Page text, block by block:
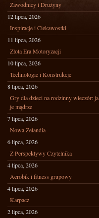
Zawodnicy i Drużyny
12 lipca, 2026
Inspiracje i Ciekawostki
11 lipca, 2026
Złota Era Motoryzacji
10 lipca, 2026
Technologie i Konstrukcje
8 lipca, 2026
Gry dla dzieci na rodzinny wieczór:
je mądrze
7 lipca, 2026
Nowa Zelandia
6 lipca, 2026
Z Perspektywy Czytelnika
4 lipca, 2026
Aerobik i fitness grupowy
4 lipca, 2026
Karpacz
2 lipca, 2026